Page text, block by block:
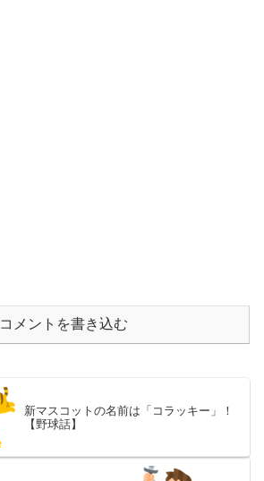
コメントを書き込む
新マスコットの名前は「コラッキー」！
【野球話】